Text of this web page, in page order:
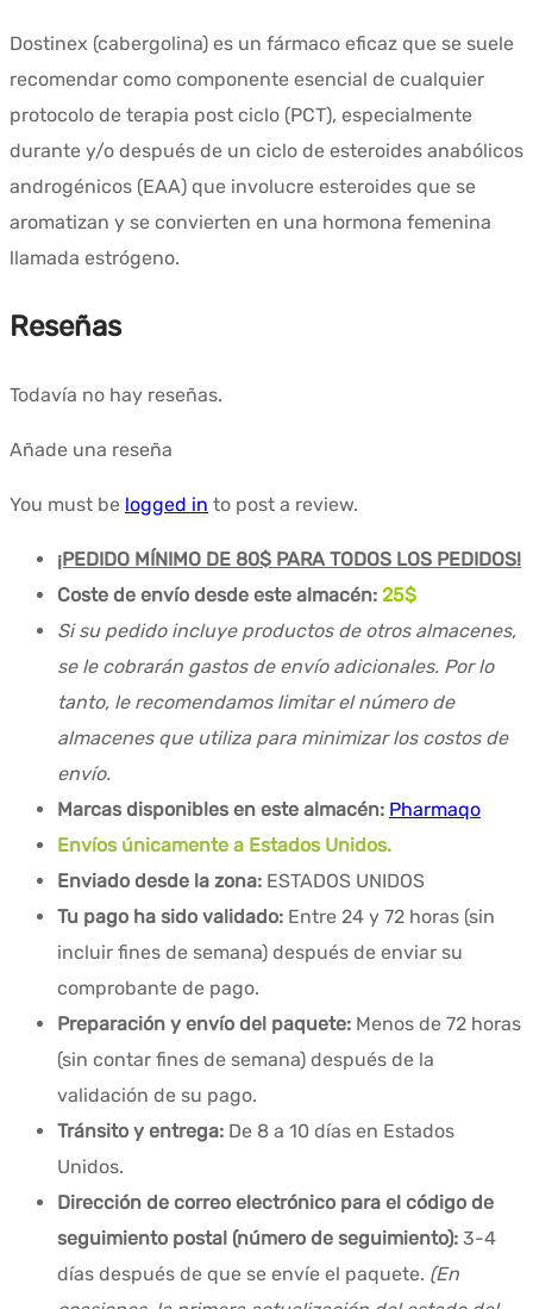
Dostinex (cabergolina) es un fármaco eficaz que se suele
recomendar como componente esencial de cualquier
protocolo de terapia post ciclo (PCT), especialmente
durante y/o después de un ciclo de esteroides anabólicos
androgénicos (EAA) que involucre esteroides que se
aromatizan y se convierten en una hormona femenina
llamada estrógeno.
Reseñas
Todavía no hay reseñas.
Añade una reseña
You must be logged in to post a review.
¡PEDIDO MÍNIMO DE 80$ PARA TODOS LOS PEDIDOS!
Coste de envío desde este almacén: 25$
Si su pedido incluye productos de otros almacenes,
se le cobrarán gastos de envío adicionales. Por lo
tanto, le recomendamos limitar el número de
almacenes que utiliza para minimizar los costos de
envío.
Marcas disponibles en este almacén: Pharmaqo
Envíos únicamente a Estados Unidos.
Enviado desde la zona: ESTADOS UNIDOS
Tu pago ha sido validado: Entre 24 y 72 horas (sin
incluir fines de semana) después de enviar su
comprobante de pago.
Preparación y envío del paquete: Menos de 72 horas
(sin contar fines de semana) después de la
validación de su pago.
Tránsito y entrega: De 8 a 10 días en Estados
Unidos.
Dirección de correo electrónico para el código de
seguimiento postal (número de seguimiento): 3-4
días después de que se envíe el paquete. (En